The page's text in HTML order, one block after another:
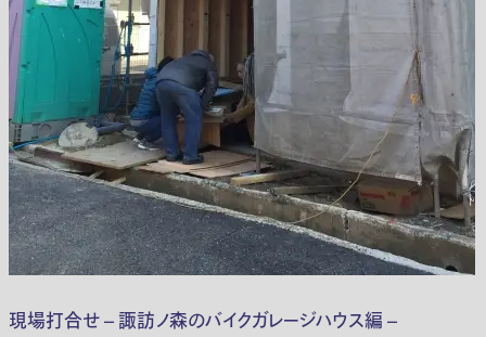
現場打合せ – 諏訪ノ森のバイクガレージハウス編 –